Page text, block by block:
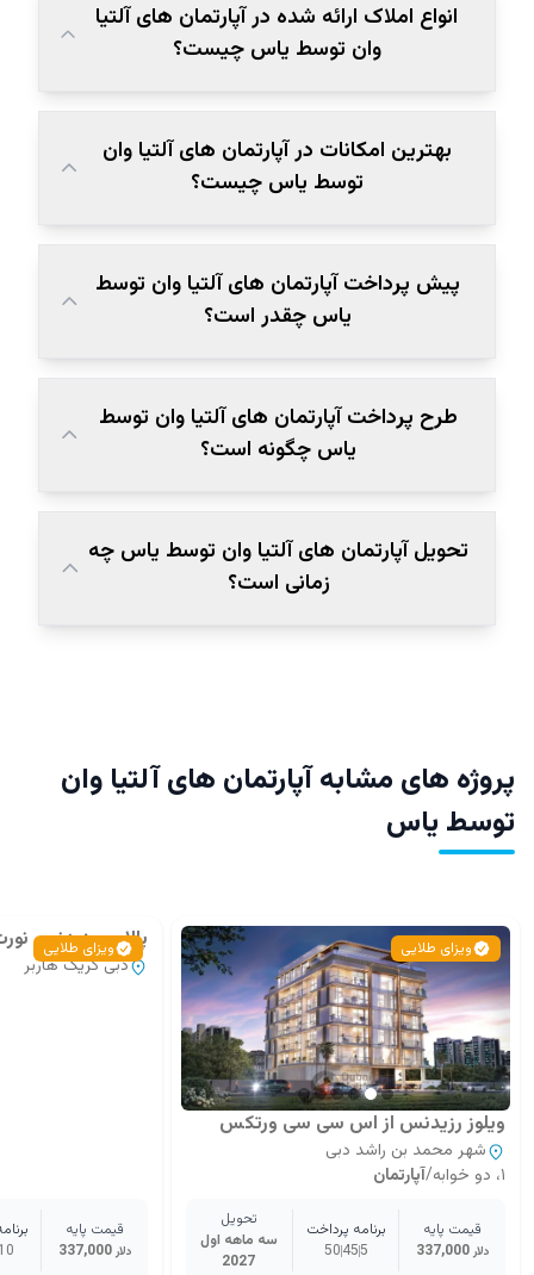
انواع املاک ارائه شده در آپارتمان‌ های آلتیا
وان توسط یاس چیست؟
بهترین امکانات در آپارتمان‌ های آلتیا وان
توسط یاس چیست؟
پیش پرداخت آپارتمان‌ های آلتیا وان توسط
یاس چقدر است؟
طرح پرداخت آپارتمان‌ های آلتیا وان توسط
یاس چگونه است؟
تحویل آپارتمان‌ های آلتیا وان توسط یاس چه
زمانی است؟
پروژه های مشابه آپارتمان‌ های آلتیا وان
توسط یاس
ویزای طلایی
ویلوز رزیدنس از اس سی سی ورتکس
شهر محمد بن راشد دبی
۱، دو خوابه
/آپارتمان
قیمت پایه
337,000دلار
برنامه پرداخت
5
45
50
تحویل
سه ماهه اول
2027
ویزای طلایی
پالاس رزیدنس
دبی کریک هاربر
قیمت پایه
337,000دلار